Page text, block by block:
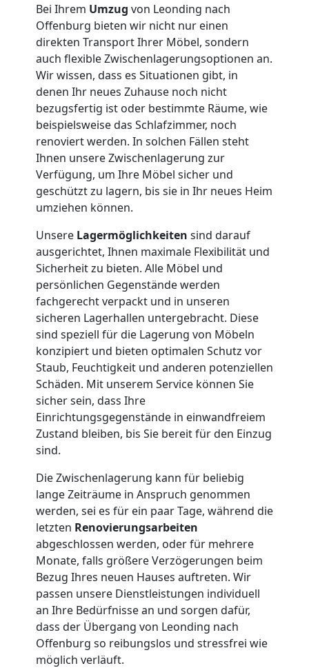
Bei Ihrem Umzug von Leonding nach
Offenburg bieten wir nicht nur einen
direkten Transport Ihrer Möbel, sondern
auch flexible Zwischenlagerungsoptionen an.
Wir wissen, dass es Situationen gibt, in
denen Ihr neues Zuhause noch nicht
bezugsfertig ist oder bestimmte Räume, wie
beispielsweise das Schlafzimmer, noch
renoviert werden. In solchen Fällen steht
Ihnen unsere Zwischenlagerung zur
Verfügung, um Ihre Möbel sicher und
geschützt zu lagern, bis sie in Ihr neues Heim
umziehen können.
Unsere Lagermöglichkeiten sind darauf
ausgerichtet, Ihnen maximale Flexibilität und
Sicherheit zu bieten. Alle Möbel und
persönlichen Gegenstände werden
fachgerecht verpackt und in unseren
sicheren Lagerhallen untergebracht. Diese
sind speziell für die Lagerung von Möbeln
konzipiert und bieten optimalen Schutz vor
Staub, Feuchtigkeit und anderen potenziellen
Schäden. Mit unserem Service können Sie
sicher sein, dass Ihre
Einrichtungsgegenstände in einwandfreiem
Zustand bleiben, bis Sie bereit für den Einzug
sind.
Die Zwischenlagerung kann für beliebig
lange Zeiträume in Anspruch genommen
werden, sei es für ein paar Tage, während die
letzten Renovierungsarbeiten
abgeschlossen werden, oder für mehrere
Monate, falls größere Verzögerungen beim
Bezug Ihres neuen Hauses auftreten. Wir
passen unsere Dienstleistungen individuell
an Ihre Bedürfnisse an und sorgen dafür,
dass der Übergang von Leonding nach
Offenburg so reibungslos und stressfrei wie
möglich verläuft.
Beiladung
National
Beiladung
International
Internationaler
Umzug
Nationaler
Umzug